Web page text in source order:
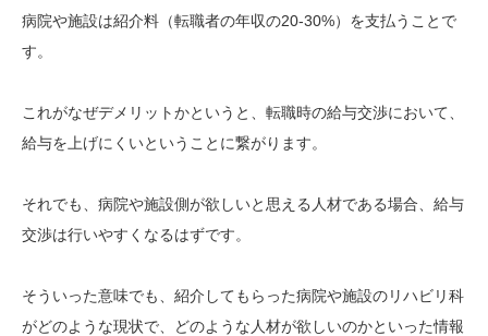
病院や施設は紹介料（転職者の年収の20-30%）を支払うことで
す。
これがなぜデメリットかというと、転職時の給与交渉において、
給与を上げにくいということに繋がります。
それでも、病院や施設側が欲しいと思える人材である場合、給与
交渉は行いやすくなるはずです。
そういった意味でも、紹介してもらった病院や施設のリハビリ科
がどのような現状で、どのような人材が欲しいのかといった情報